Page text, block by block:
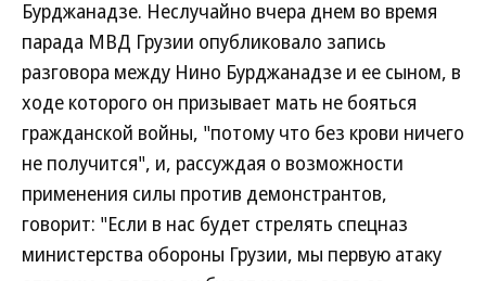
Бурджанадзе. Неслучайно вчера днем во время
парада МВД Грузии опубликовало запись
разговора между Нино Бурджанадзе и ее сыном, в
ходе которого он призывает мать не бояться
гражданской войны, "потому что без крови ничего
не получится", и, рассуждая о возможности
применения силы против демонстрантов,
говорит: "Если в нас будет стрелять спецназ
министерства обороны Грузии, мы первую атаку